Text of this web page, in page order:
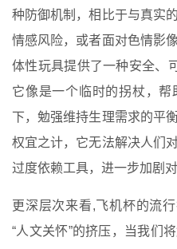
种防御机制，相比于与真实
情感风险，或者面对色情影
体性玩具提供了一种安全、
它像是一个临时的拐杖，
下，勉强维持生理需求的平
权宜之计，它无法解决人们
过度依赖工具，进一步加剧
更深层次来看,飞机杯的流
“人文关怀”的挤压，当我们